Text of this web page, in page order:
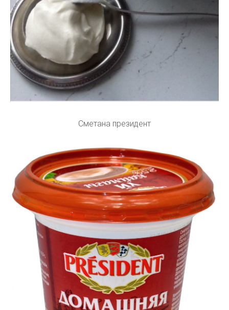
Сметана президент